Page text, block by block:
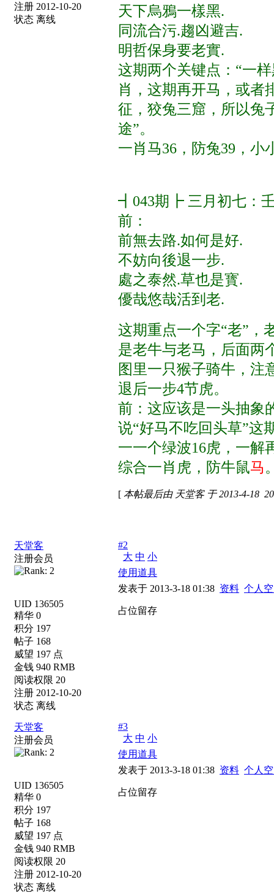
注册 2012-10-20
状态 离线
天下烏鴉一樣黑.
同流合污.趨凶避吉.
明哲保身要老實.
这期两个关键点：“一
肖，这期再开马，或者
征，狡兔三窟，所以兔
途”。
一肖马36，防兔39，小
┫043期┣ 三月初七：
前：
前無去路.如何是好.
不妨向後退一步.
處之泰然.草也是寳.
優哉悠哉活到老.
这期重点一个字“老”，
是老牛与老马，后面两
图里一只猴子骑牛，注
退后一步4节虎。
前：这应该是一头抽象
说“好马不吃回头草”这
一一个绿波16虎，一解
综合一肖虎，防牛鼠马
[ 本帖最后由 天堂客 于 2013-4-18
天堂客
注册会员
UID 136505
精华 0
积分 197
帖子 168
威望 197 点
金钱 940 RMB
阅读权限 20
注册 2012-10-20
状态 离线
#2
大 中 小
使用道具
发表于 2013-3-18 01:38 资料 个人
占位留存
天堂客
注册会员
UID 136505
精华 0
积分 197
帖子 168
威望 197 点
金钱 940 RMB
阅读权限 20
注册 2012-10-20
状态 离线
#3
大 中 小
使用道具
发表于 2013-3-18 01:38 资料 个人
占位留存